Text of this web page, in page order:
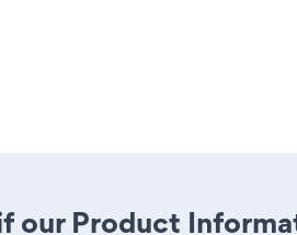
our Product